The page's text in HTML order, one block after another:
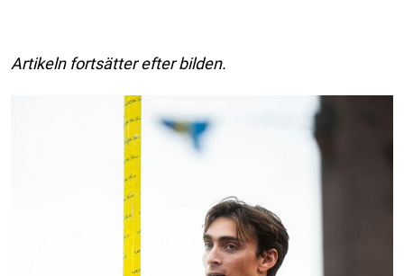
Artikeln fortsätter efter bilden.